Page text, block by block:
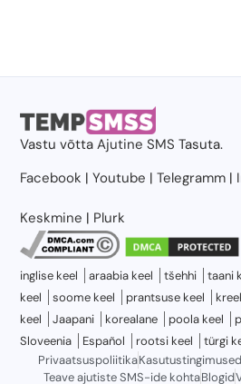
Vastu võttaAjutine SMS Tasuta.
Facebook |Youtube |Telegramm |
Keskmine | Plurk
inglise keel araabia keel tšehhi taani
keel
soome keel prantsuse keel
keel
Jaapani korealane poola keel
Sloveenia
Español rootsi keel türgi
PrivaatsuspoliitikaKasutustingimused
Teave ajutiste SMS-ide kohtaBlogid